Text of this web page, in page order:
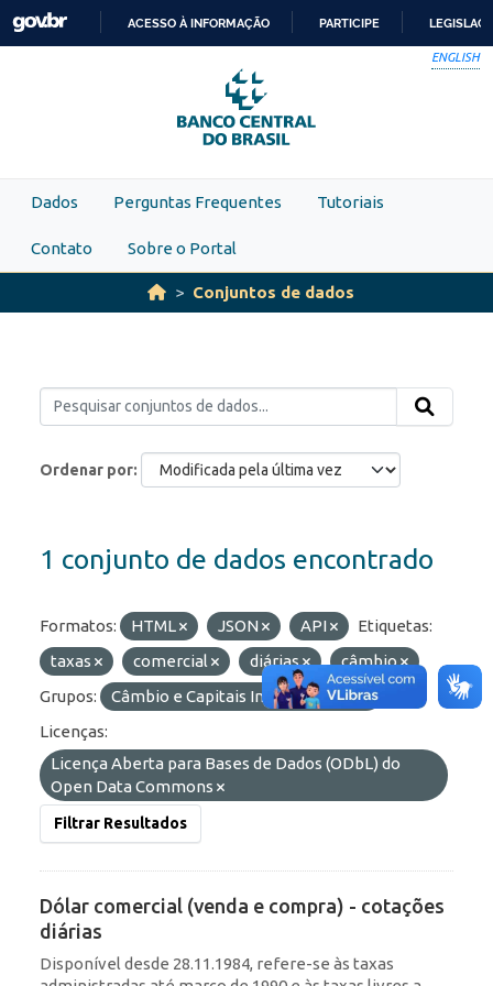
Skip to main content
PARA
O
CONTEÚDO
ACESSO À INFORMAÇÃO PARTICIPE
ENGLISH
Dados Perguntas Frequentes Tutoriais
Contato Sobre o Portal
Conjuntos de dados
Ordenar por
1 conjunto de dados encontrado
Formatos: HTML JSON API
Etiquetas:
taxas
comercial diárias
câmbio
Grupos:
Câmbio e Capitais Internacionais
Licenças:
Licença Aberta para Bases de Dados (ODbL) do
Open Data Commons
Filtrar Resultados
Dólar comercial (venda e compra) - cotações
diárias
Disponível desde 28.11.1984, refere-se às taxas